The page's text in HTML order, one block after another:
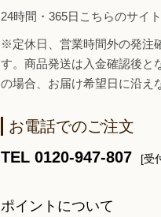
24時間・365日こちらのサイ
※定休日、営業時間外の発注
す。商品発送は入金確認後と
の場合、お届け希望日に沿え
お電話でのご注文
TEL 0120-947-807
[受
ポイントについて